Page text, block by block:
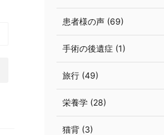
患者様の声 (69)
手術の後遺症 (1)
旅行 (49)
栄養学 (28)
猫背 (3)